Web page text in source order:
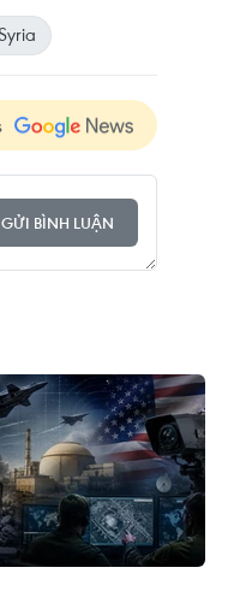
GỬI BÌNH LUẬN